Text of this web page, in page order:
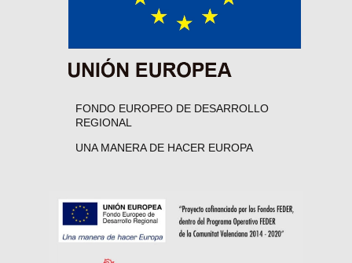
FONDO EUROPEO DE DESARROLLO
REGIONAL
UNA MANERA DE HACER EUROPA